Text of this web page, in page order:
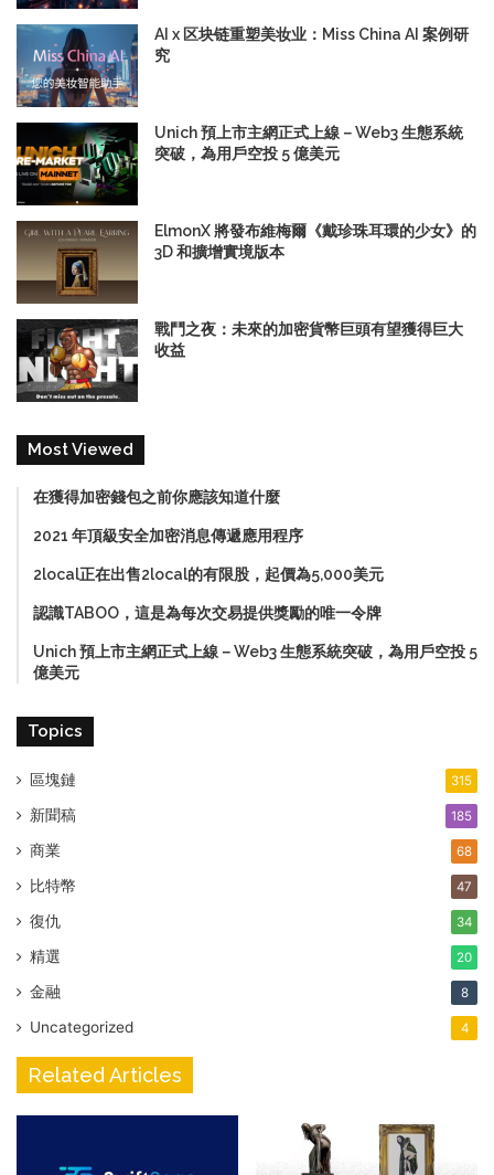
AI x 区块链重塑美妆业：Miss China AI 案例研
究
Unich 預上市主網正式上線－Web3 生態系統
突破，為用戶空投 5 億美元
ElmonX 將發布維梅爾《戴珍珠耳環的少女》的
3D 和擴增實境版本
戰鬥之夜：未來的加密貨幣巨頭有望獲得巨大
收益
Most Viewed
在獲得加密錢包之前你應該知道什麼
2021 年頂級安全加密消息傳遞應用程序
2local正在出售2local的有限股，起價為5,000美元
認識TABOO，這是為每次交易提供獎勵的唯一令牌
Unich 預上市主網正式上線－Web3 生態系統突破，為用戶空投 5
億美元
Topics
區塊鏈 315
新聞稿 185
商業 68
比特幣 47
復仇 34
精選 20
金融 8
Uncategorized 4
Related Articles